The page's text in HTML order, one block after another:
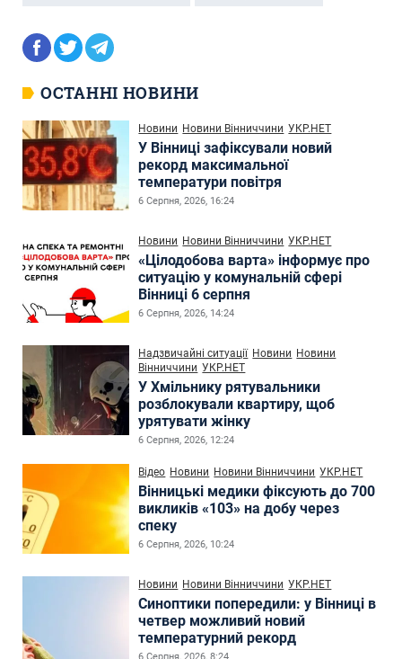
ОСТАННІ НОВИНИ
Новини Новини Вінниччини УКР.НЕТ
У Вінниці зафіксували новий
рекорд максимальної
температури повітря
6 Серпня, 2026, 16:24
Новини Новини Вінниччини УКР.НЕТ
«Цілодобова варта» інформує про
ситуацію у комунальній сфері
Вінниці 6 серпня
6 Серпня, 2026, 14:24
Надзвичайні ситуації Новини Новини
Вінниччини УКР.НЕТ
У Хмільнику рятувальники
розблокували квартиру, щоб
урятувати жінку
6 Серпня, 2026, 12:24
Відео Новини Новини Вінниччини УКР.НЕТ
Вінницькі медики фіксують до 700
викликів «103» на добу через
спеку
6 Серпня, 2026, 10:24
Новини Новини Вінниччини УКР.НЕТ
Синоптики попередили: у Вінниці в
четвер можливий новий
температурний рекорд